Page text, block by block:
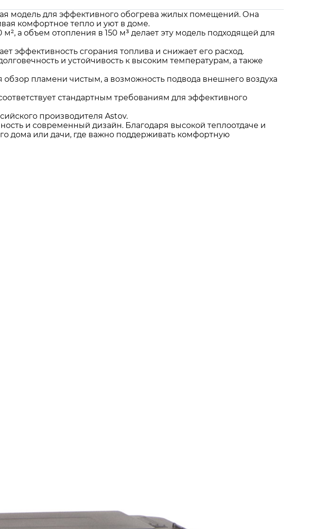
модель для эффективного обогрева жилых помещений. Она
комфортное тепло и уют в доме.
а объем отопления в 150 м³ делает эту модель подходящей для
эффективность сгорания топлива и снижает его расход.
и устойчивость к высоким температурам, а также
обзор пламени чистым, а возможность подвода внешнего воздуха
стандартным требованиям для эффективного
производителя Astov.
и современный дизайн. Благодаря высокой теплоотдаче и
дома или дачи, где важно поддерживать комфортную